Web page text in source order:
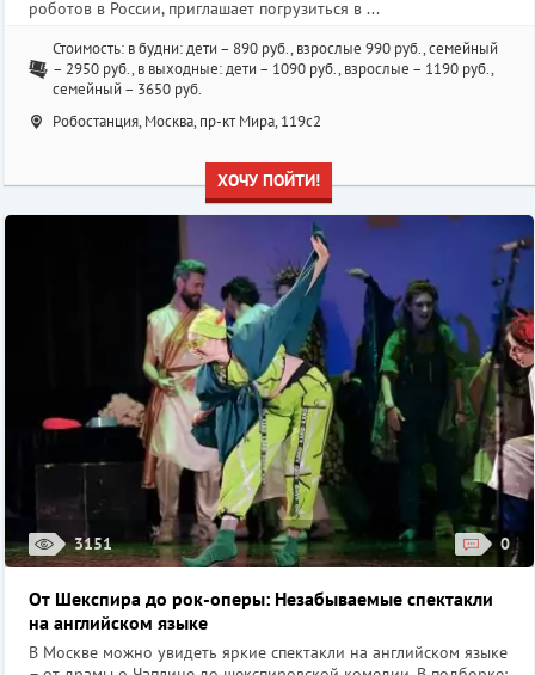
роботов в России, приглашает погрузиться в ...
Стоимость: в будни: дети – 890 руб., взрослые 990 руб., семейный
– 2950 руб., в выходные: дети – 1090 руб., взрослые – 1190 руб.,
семейный – 3650 руб.
Робостанция, Москва, пр-кт Мира, 119с2
ХОЧУ ПОЙТИ!
3151 0
От Шекспира до рок-оперы: Незабываемые спектакли
на английском языке
В Москве можно увидеть яркие спектакли на английском языке